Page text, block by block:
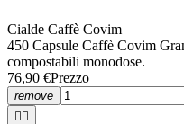
Cialde Caffè Covim
450 Capsule Caffè Covim
compostabili monodose.
76,90 €Prezzo
remove
 